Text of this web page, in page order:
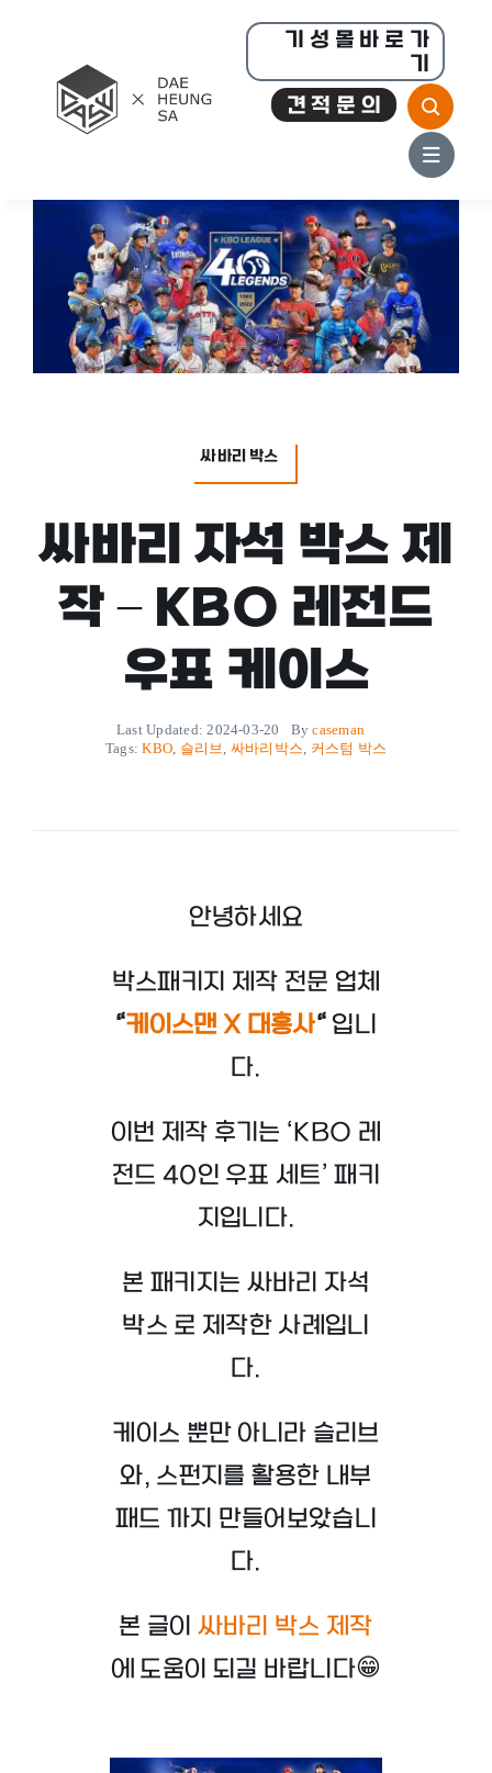
기 성 몰 바 로 가
기
견 적 문 의
싸바리 박스
싸바리 자석 박스 제
작 – KBO 레전드
우표 케이스
Last Updated: 2024-03-20 Bycaseman
Tags:KBO 슬리브 싸바리박스 커스텀 박스
안녕하세요
박스패키지 제작 전문 업체
“케이스맨 X 대흥사“ 입니
다.
이번 제작 후기는 ‘KBO 레
전드 40인 우표 세트’ 패키
지입니다.
본 패키지는 싸바리 자석
박스 로 제작한 사례입니
다.
케이스 뿐만 아니라 슬리브
와, 스펀지를 활용한 내부
패드 까지 만들어보았습니
다.
본 글이 싸바리 박스 제작
에 도움이 되길 바랍니다😁